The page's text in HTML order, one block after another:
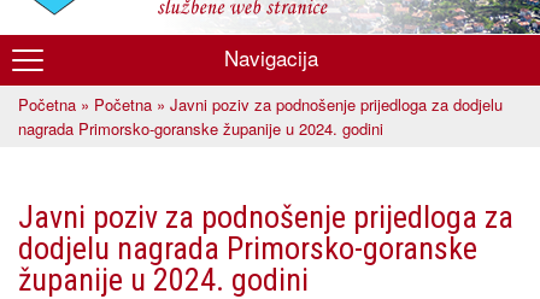
Općina
Viškovo
Navigacija
Vi ste ovdje
Početna » Početna » Javni poziv za podnošenje prijedloga za dodjelu
nagrada Primorsko-goranske županije u 2024. godini
Javni poziv za podnošenje prijedloga za
dodjelu nagrada Primorsko-goranske
županije u 2024. godini